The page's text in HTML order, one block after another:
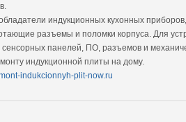
индукционных кухонных
разъемы и поломки корпуса. Для
панелей, ПО, разъемов и
индукционной плиты на дому.
indukcionnyh-plit-now.ru